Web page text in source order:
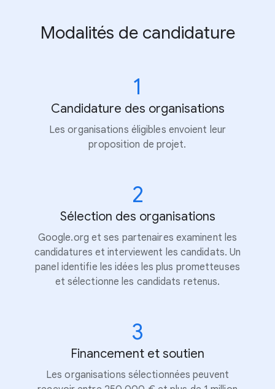
Modalités de candidature
1
Candidature des organisations
Les organisations éligibles envoient leur
proposition de projet.
2
Sélection des organisations
Google.org et ses partenaires examinent les
candidatures et interviewent les candidats. Un
panel identifie les idées les plus prometteuses
et sélectionne les candidats retenus.
3
Financement et soutien
Les organisations sélectionnées peuvent